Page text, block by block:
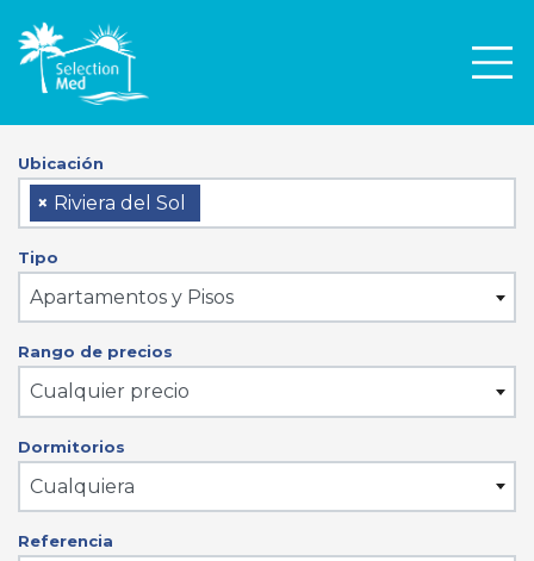
Ubicación
× Riviera del Sol
Tipo
Apartamentos y Pisos
Rango de precios
Cualquier precio
Dormitorios
Cualquiera
Referencia